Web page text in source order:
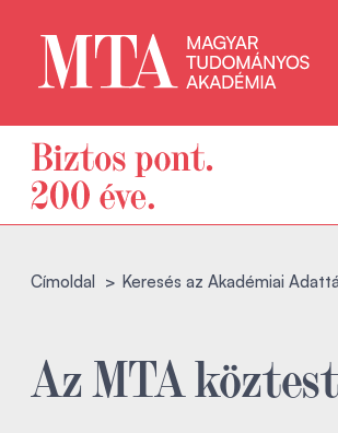
Címoldal Keresés az Akadémiai
Az MTA